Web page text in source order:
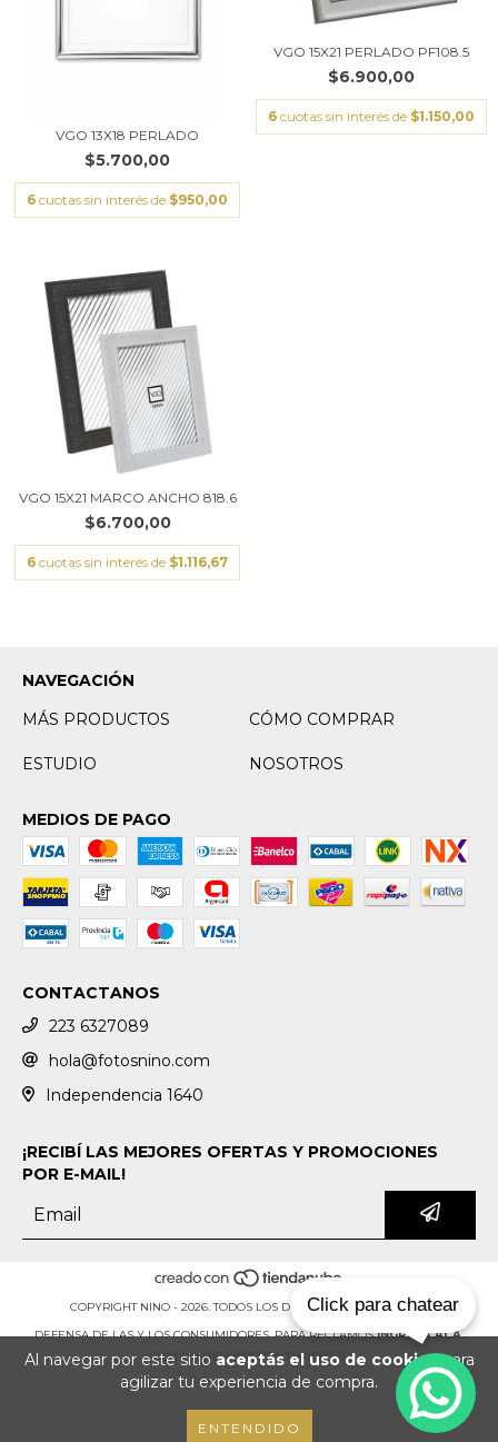
Al navegar por este sitio aceptás el uso de cookiespara
agilizar tu experiencia de compra.
ENTENDIDO
VGO 13X18 PERLADO
$5.700,00
6 cuotas sin interés de $950,00
VGO 15X21 PERLADO PF108.5
$6.900,00
6 cuotas sin interés de $1.150,00
VGO 15X21 MARCO ANCHO 818.6
$6.700,00
6 cuotas sin interés de $1.116,67
NAVEGACIÓN
MÁS PRODUCTOS
CÓMO COMPRAR
ESTUDIO NOSOTROS
MEDIOS DE PAGO
CONTACTANOS
223 6327089
hola@fotosnino.com
Independencia 1640
¡RECIBÍ LAS MEJORES OFERTAS Y PROMOCIONES
POR E-MAIL!
COPYRIGHT NINO - 2026. TODOS LOS DERECHOS RESERVADOS.
DEFENSA DE LAS Y LOS CONSUMIDORES. PARA RECLAMOS INGRESÁ ACÁ.
BOTÓN DE ARREPENTIMIENTO
Click para chatear